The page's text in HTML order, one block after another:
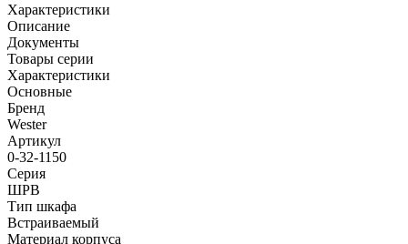
Характеристики
Описание
Документы
Товары серии
Характеристики
Основные
Бренд
Wester
Артикул
0-32-1150
Серия
ШРВ
Тип шкафа
Встраиваемый
Материал корпуса